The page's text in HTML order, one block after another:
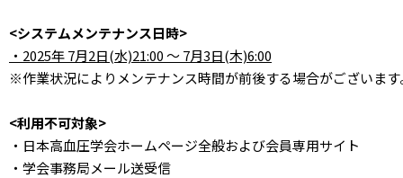
<システムメンテナンス日時>
・2025年 7月2日(水)21:00 ～ 7月3日(木)6:00
※作業状況によりメンテナンス時間が前後する場合がございま
<利用不可対象>
・日本高血圧学会ホームページ全般および会員専用サイト
・学会事務局メール送受信